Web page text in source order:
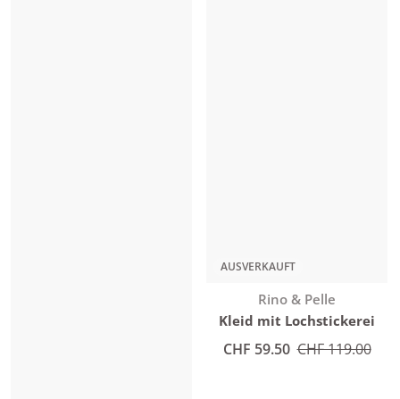
AUSVERKAUFT
Anbieter:
Rino & Pelle
Kleid mit Lochstickerei
Angebotspreis
CHF 59.50 Normaler Preis
CHF 119.00